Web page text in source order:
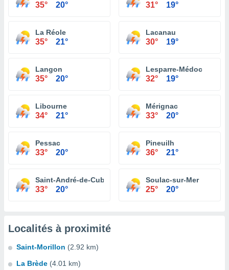
35° 20° 31° 19°
La Réole
35° 21°
Lacanau
30° 19°
Langon
35° 20°
Lesparre-Médoc
32° 19°
Libourne
34° 21°
Mérignac
33° 20°
Pessac
33° 20°
Pineuilh
36° 21°
Saint-André-de-Cubzac
33° 20°
Soulac-sur-Mer
25° 20°
Localités à proximité
Saint-Morillon (2.92 km)
La Brède (4.01 km)